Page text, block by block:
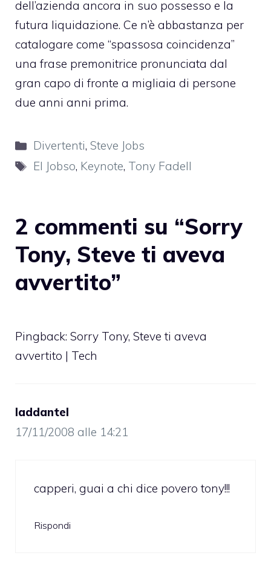
dell’azienda ancora in suo possesso e la
futura liquidazione. Ce n’è abbastanza per
catalogare come “spassosa coincidenza”
una frase premonitrice pronunciata dal
gran capo di fronte a migliaia di persone
due anni anni prima.
Categorie
Divertenti,Steve Jobs
Tag
El Jobso, Keynote, Tony Fadell
2 commenti su “Sorry
Tony, Steve ti aveva
avvertito”
Pingback: Sorry Tony, Steve ti aveva
avvertito | Tech
laddantel
17/11/2008 alle 14:21
capperi, guai a chi dice povero tony!!!
Rispondi